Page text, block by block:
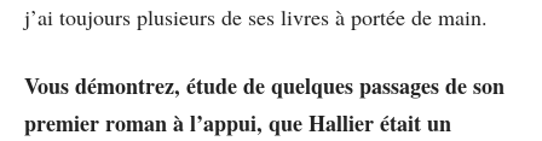
j’ai toujours plusieurs de ses livres à portée de main.
Vous démontrez, étude de quelques passages de son
premier roman à l’appui, que Hallier était un